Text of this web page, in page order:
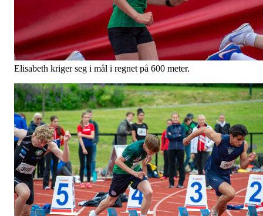
Elisabeth kriger seg i mål i regnet på 600 meter.